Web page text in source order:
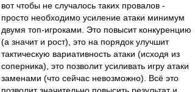
вот чтобы не случалось таких провалов -
просто необходимо усиление атаки минимум
двумя топ-игроками. Это повысит конкуренцию
(а значит и рост), это на порядок улучшит
тактическую вариативность атаки (исходя из
соперника), это позволит усиливать игру атаки
заменами (что сейчас невозможно). Всё это